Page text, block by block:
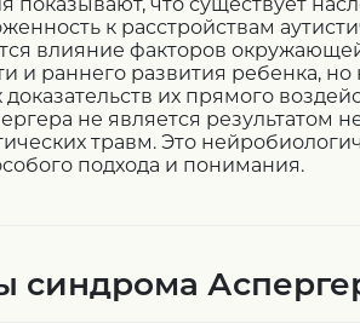
к расстройствам
влияние факторов
и раннего развития ребенка,
их прямого
не является результатом
травм. Это
подхода и понимания.
синдрома